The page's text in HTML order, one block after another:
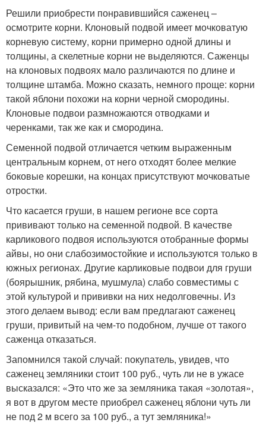
Решили приобрести понравившийся саженец –
осмотрите корни. Клоновый подвой имеет мочковатую
корневую систему, корни примерно одной длины и
толщины, а скелетные корни не выделяются. Саженцы
на клоновых подвоях мало различаются по длине и
толщине штамба. Можно сказать, немного проще: корни
такой яблони похожи на корни черной смородины.
Клоновые подвои размножаются отводками и
черенками, так же как и смородина.
Семенной подвой отличается четким выраженным
центральным корнем, от него отходят более мелкие
боковые корешки, на концах присутствуют мочковатые
отростки.
Что касается груши, в нашем регионе все сорта
прививают только на семенной подвой. В качестве
карликового подвоя используются отобранные формы
айвы, но они слабозимостойкие и используются только в
южных регионах. Другие карликовые подвои для груши
(боярышник, рябина, мушмула) слабо совместимы с
этой культурой и прививки на них недолговечны. Из
этого делаем вывод: если вам предлагают саженец
груши, привитый на чем-то подобном, лучше от такого
саженца отказаться.
Запомнился такой случай: покупатель, увидев, что
саженец земляники стоит 100 руб., чуть ли не в ужасе
высказался: «Это что же за земляника такая «золотая»,
я вот в другом месте приобрел саженец яблони чуть ли
не под 2 м всего за 100 руб., а тут земляника!»